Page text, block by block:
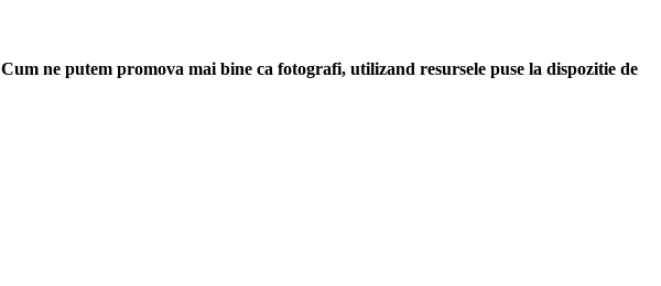
Cum ne putem promova mai bine ca fotografi, utilizand resursele puse la dispozitie de